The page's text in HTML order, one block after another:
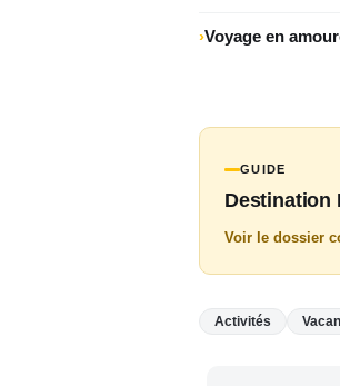
Voyage en
GUIDE
Destination
Voir le dossier
Activités